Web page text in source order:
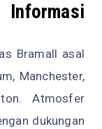
Bramall asal
Manchester,
Atmosfer
dukungan